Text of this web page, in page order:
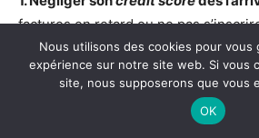
factures en retard ou ne pas
électorales vous ferme des portes.
crédit, impossible d’obtenir un
contrat internet décent.
Nous utilisons des cookies pour vous
expérience sur notre site web. Si vous
site, nous supposerons que vous
OK